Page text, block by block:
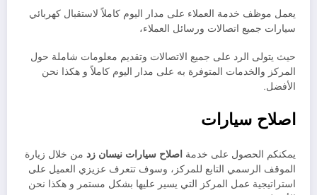
يعمل موظف خدمة العملاء على مدار اليوم كاملاً لاستقبال كهربائي
سيارات جميع اتصالات ورسائل العملاء،
حيث يتولى الرد على جميع الاتصالات وتقديم معلومات شاملة حول
المركز والخدمات المتوفرة به على مدار اليوم كاملاً و هكذا نحن
الأفضل.
اصلاح سيارات
يمكنكم الحصول على خدمة اصلاح سيارات نيسان زد من خلال زيارة
الموقف الرسمي التابع للمركز، وسوف تتعرف عزيزي العميل على
استراتيجية عمل المركز التي يسير عليها بشكل مستمر و هكذا نحن